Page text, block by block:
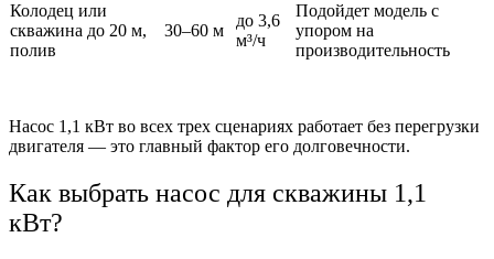
Колодец или
скважина до 20 м,
полив
30–60 м
до 3,6
м³/ч
Подойдет модель с
упором на
производительность
Насос 1,1 кВт во всех трех сценариях работает без перегрузки
двигателя — это главный фактор его долговечности.
Как выбрать насос для скважины 1,1
кВт?